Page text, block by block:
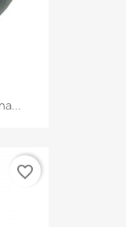
favorite_border